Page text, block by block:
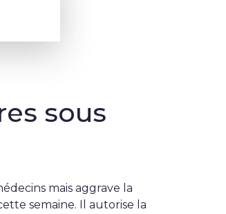
sous
mais aggrave la
semaine. Il autorise la